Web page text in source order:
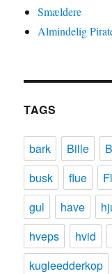
Smældere
Almindelig
TAGS
bark Bille
busk
flue
gul
have
hveps
hvid
kugleedderkop